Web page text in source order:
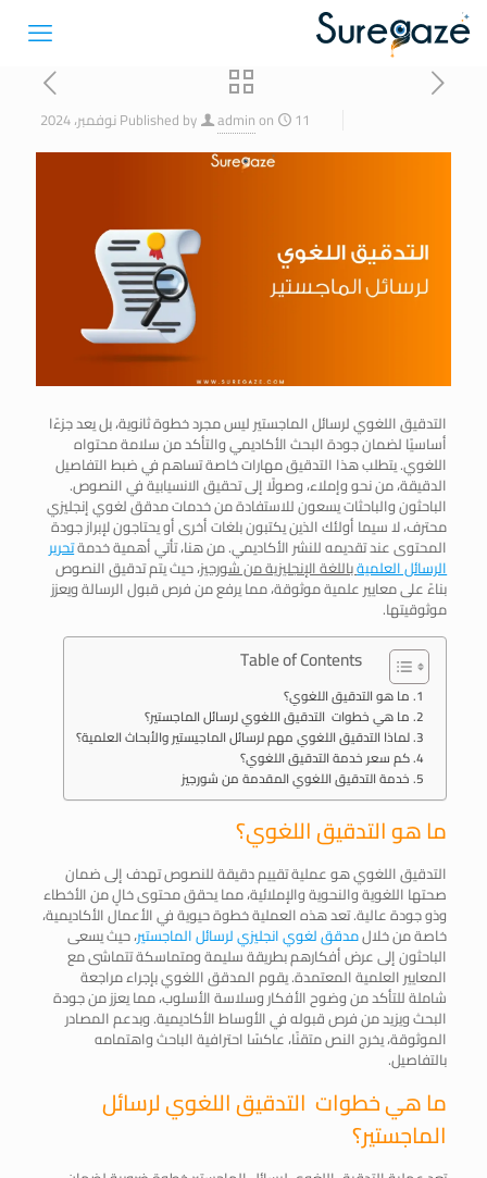
Published by adminon 11 نوفمبر، 2024
التدقيق اللغوي لرسائل الماجستير ليس مجرد خطوة ثانوية، بل يعد جزءًا
أساسيًا لضمان جودة البحث الأكاديمي والتأكد من سلامة محتواه
اللغوي. يتطلب هذا التدقيق مهارات خاصة تساهم في ضبط التفاصيل
الدقيقة، من نحو وإملاء، وصولًا إلى تحقيق الانسيابية في النصوص.
الباحثون والباحثات يسعون للاستفادة من خدمات مدقق لغوي إنجليزي
محترف، لا سيما أولئك الذين يكتبون بلغات أخرى أو يحتاجون لإبراز جودة
المحتوى عند تقديمه للنشر الأكاديمي. من هنا، تأتي أهمية خدمةتحرير
الرسائل العلميةباللغة الإنجليزية من شورجيز، حيث يتم تدقيق النصوص
بناءً على معايير علمية موثوقة، مما يرفع من فرص قبول الرسالة ويعزز
موثوقيتها.
Table of Contents
ما هو التدقيق اللغوي؟
ما هي خطوات التدقيق اللغوي لرسائل الماجستير؟
لماذا التدقيق اللغوي مهم لرسائل الماجيستير والأبحاث العلمية؟
كم سعر خدمة التدقيق اللغوي؟
خدمة التدقيق اللغوي المقدمة من شورجيز
ما هو التدقيق اللغوي؟
التدقيق اللغوي هو عملية تقييم دقيقة للنصوص تهدف إلى ضمان
صحتها اللغوية والنحوية والإملائية، مما يحقق محتوى خالٍ من الأخطاء
وذو جودة عالية. تعد هذه العملية خطوة حيوية في الأعمال الأكاديمية،
خاصة من خلالمدقق لغوي انجليزي لرسائل الماجستير، حيث يسعى
الباحثون إلى عرض أفكارهم بطريقة سليمة ومتماسكة تتماشى مع
المعايير العلمية المعتمدة. يقوم المدقق اللغوي بإجراء مراجعة
شاملة للتأكد من وضوح الأفكار وسلاسة الأسلوب، مما يعزز من جودة
البحث ويزيد من فرص قبوله في الأوساط الأكاديمية. وبدعم المصادر
الموثوقة، يخرج النص متقنًا، عاكسًا احترافية الباحث واهتمامه
بالتفاصيل.
ما هي خطوات التدقيق اللغوي لرسائل
الماجستير؟